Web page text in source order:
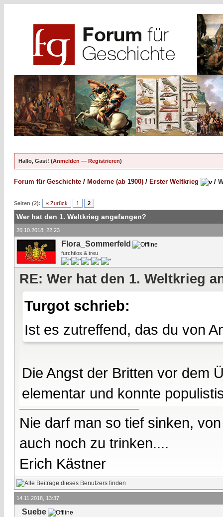
Hallo, Gast! (Anmelden — Registrieren)
Forum für Geschichte / Moderne (ab 1900) / Erster Weltkrieg /
Seiten (2): « Zurück 1 2
Wer hat den 1. Weltkrieg angefangen?
20.10.2018, 22:23
Flora_Sommerfeld
furchtlos & treu
RE: Wer hat den 1. Weltkrieg
Turgot schrieb:
Ist es zutreffend, das du von
Die Angst der Britten vor dem
elementar und konnte
Nie darf man so tief sinken,
auch noch zu trinken....
Erich Kästner
14.11.2018, 13:37
Suebe